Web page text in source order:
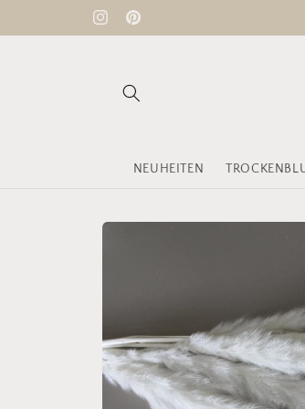
Inhalt
InstagramPinterest
Versandkostenfrei ab 60 €
NEUHEITEN
Zu